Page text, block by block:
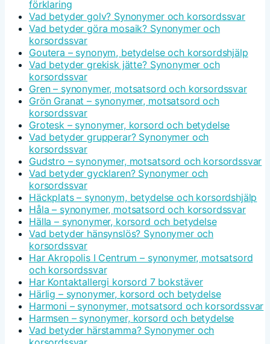
förklaring
Vad betyder golv? Synonymer och korsordssvar
Vad betyder göra mosaik? Synonymer och
korsordssvar
Goutera – synonym, betydelse och korsordshjälp
Vad betyder grekisk jätte? Synonymer och
korsordssvar
Gren – synonymer, motsatsord och korsordssvar
Grön Granat – synonymer, motsatsord och
korsordssvar
Grotesk – synonymer, korsord och betydelse
Vad betyder grupperar? Synonymer och
korsordssvar
Gudstro – synonymer, motsatsord och korsordssvar
Vad betyder gycklaren? Synonymer och
korsordssvar
Häckplats – synonym, betydelse och korsordshjälp
Håla – synonymer, motsatsord och korsordssvar
Hälla – synonymer, korsord och betydelse
Vad betyder hänsynslös? Synonymer och
korsordssvar
Har Akropolis I Centrum – synonymer, motsatsord
och korsordssvar
Har Kontaktallergi korsord 7 bokstäver
Härlig – synonymer, korsord och betydelse
Harmoni – synonymer, motsatsord och korsordssvar
Harmsen – synonymer, korsord och betydelse
Vad betyder härstamma? Synonymer och